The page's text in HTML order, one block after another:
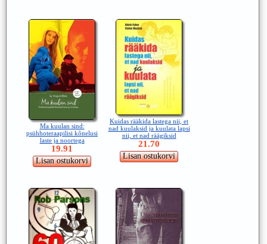
Ma kuulan sind:
psühhoteraapilisi kõnelusi
laste ja noortega
19.91
Kuidas rääkida lastega nii, et
nad kuulaksid ja kuulata lapsi
nii, et nad räägiksid
21.70